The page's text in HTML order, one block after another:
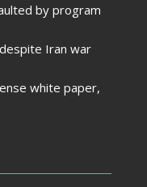
by program
Iran war
white paper,